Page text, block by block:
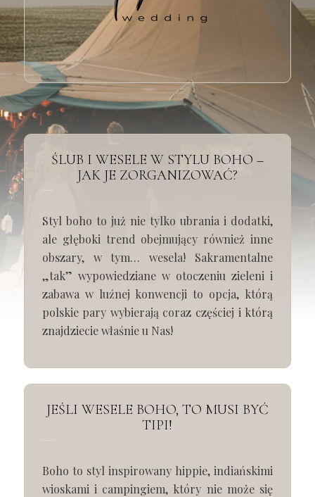
ŚLUB I WESELE W STYLU BOHO –
JAK JE ZORGANIZOWAĆ?
Styl boho to już nie tylko ubrania i dodatki,
ale głęboki trend obejmujący również inne
obszary, w tym… wesela! Sakramentalne
„tak” wypowiedziane w otoczeniu zieleni i
zabawa w luźnej konwencji to opcja, którą
polskie pary wybierają coraz częściej i którą
znajdziecie właśnie u Nas!
JEŚLI WESELE BOHO, TO MUSI BYĆ
TIPI!
Boho to styl inspirowany hippie, indiańskimi
wioskami i campingiem, który nie może się